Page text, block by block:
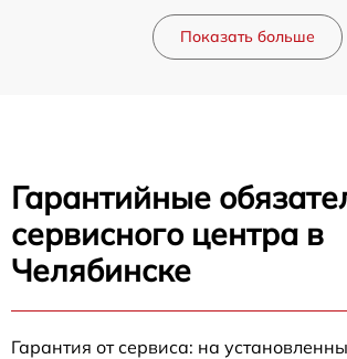
Показать больше
Гарантийные
сервисного центра в
Челябинске
Гарантия от сервиса: на